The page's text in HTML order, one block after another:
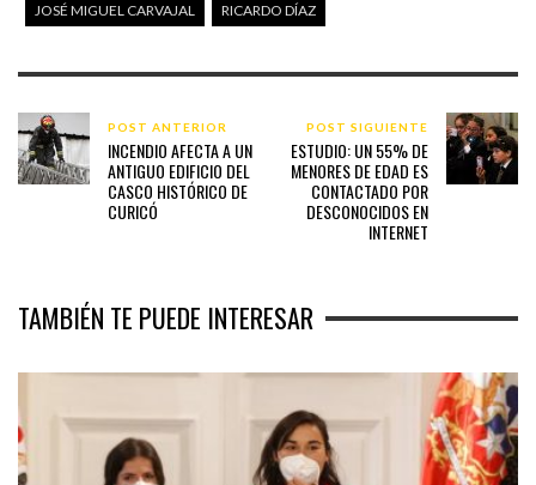
JOSÉ MIGUEL CARVAJAL
RICARDO DÍAZ
POST ANTERIOR
INCENDIO AFECTA A UN
ANTIGUO EDIFICIO DEL
CASCO HISTÓRICO DE
CURICÓ
POST SIGUIENTE
ESTUDIO: UN 55% DE
MENORES DE EDAD ES
CONTACTADO POR
DESCONOCIDOS EN
INTERNET
TAMBIÉN TE PUEDE INTERESAR